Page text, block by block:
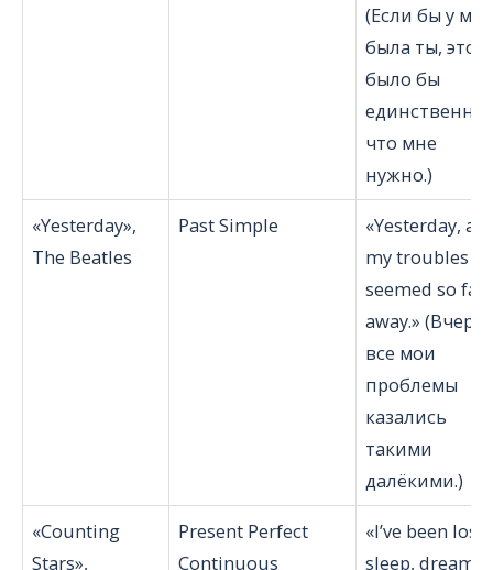
(Если бы у
была ты, это
было бы
что мне
нужно.)
«Yesterday»,
The Beatles
Past Simple
«Yesterday, all
my troubles
seemed so far
away.» (Вчера
все мои
проблемы
казались
такими
далёкими.)
«Counting
Stars»,
Present Perfect
Continuous
«I’ve been
sleep,